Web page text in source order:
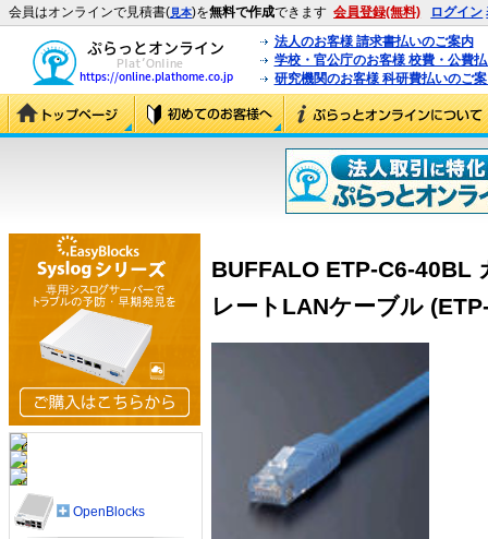
会員はオンラインで見積書(見本)を無料で作成できます 会員登録(無料) ログイン
法人のお客様 請求書払いのご案内
学校・官公庁のお客様 校費・公費
研究機関のお客様 科研費払いのご
BUFFALO ETP-C6-40BL
レートLANケーブル
OpenBlocks